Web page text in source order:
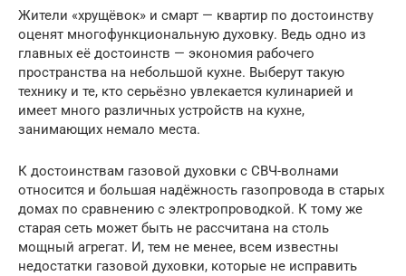
Жители «хрущёвок» и смарт — квартир по достоинству
оценят многофункциональную духовку. Ведь одно из
главных её достоинств — экономия рабочего
пространства на небольшой кухне. Выберут такую
технику и те, кто серьёзно увлекается кулинарией и
имеет много различных устройств на кухне,
занимающих немало места.
К достоинствам газовой духовки с СВЧ-волнами
относится и большая надёжность газопровода в старых
домах по сравнению с электропроводкой. К тому же
старая сеть может быть не рассчитана на столь
мощный агрегат. И, тем не менее, всем известны
недостатки газовой духовки, которые не исправить